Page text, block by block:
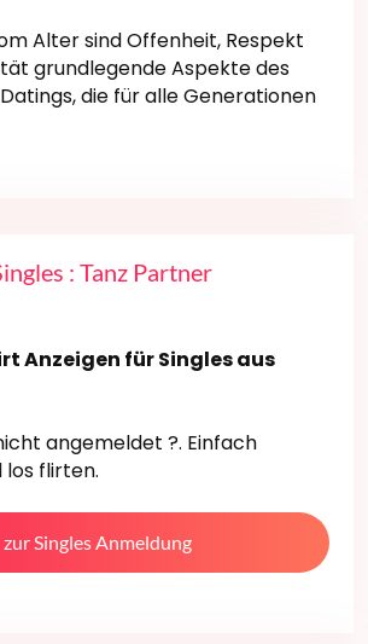
Alter sind Offenheit, Respekt
grundlegende Aspekte des
die für alle Generationen
: Tanz Partner
Anzeigen für Singles aus
angemeldet ?. Einfach
los flirten.
zur Singles Anmeldung